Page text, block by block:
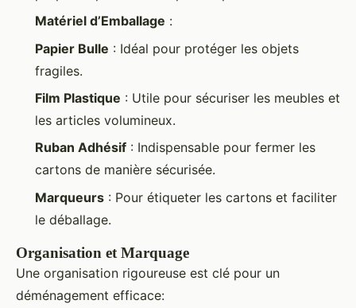
Matériel d’Emballage :
Papier Bulle : Idéal pour protéger les objets
fragiles.
Film Plastique : Utile pour sécuriser les meubles et
les articles volumineux.
Ruban Adhésif : Indispensable pour fermer les
cartons de manière sécurisée.
Marqueurs : Pour étiqueter les cartons et faciliter
le déballage.
Organisation et Marquage
Une organisation rigoureuse est clé pour un
déménagement efficace: